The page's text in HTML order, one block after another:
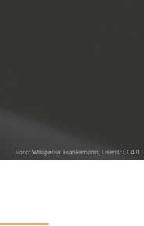
Foto: Wikipedia: Frankemann, Lisens: CC4.0